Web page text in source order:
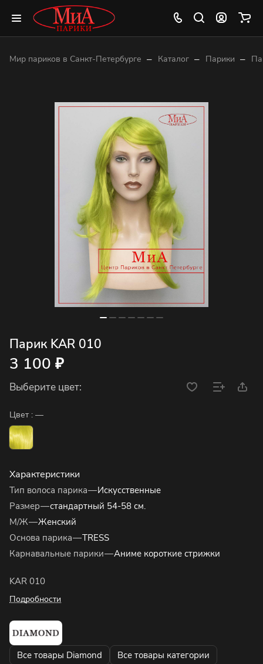
Мир париков в Санкт-Петербурге – Каталог – Парики –
Парик KAR 010
3 100 ₽
Выберите цвет:
Цвет : —
Характеристики
Тип волоса парика—Искусственные
Размер—стандартный 54-58 см.
М/Ж—Женский
Основа парика—TRESS
Карнавальные парики—Аниме короткие стрижки
KAR 010
Подробности
Все товары Diamond Все товары категории